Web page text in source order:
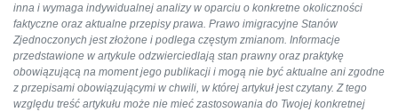
inna i wymaga indywidualnej analizy w oparciu o konkretne okoliczności
faktyczne oraz aktualne przepisy prawa. Prawo imigracyjne Stanów
Zjednoczonych jest złożone i podlega częstym zmianom. Informacje
przedstawione w artykule odzwierciedlają stan prawny oraz praktykę
obowiązującą na moment jego publikacji i mogą nie być aktualne ani zgodne
z przepisami obowiązującymi w chwili, w której artykuł jest czytany. Z tego
względu treść artykułu może nie mieć zastosowania do Twojej konkretnej